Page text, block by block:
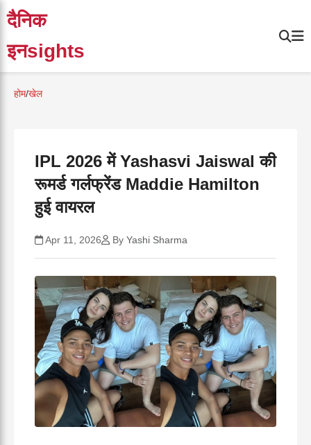
दैनिक
इनsights
होम/खेल
IPL 2026 में Yashasvi Jaiswal की
रूमर्ड गर्लफ्रेंड Maddie Hamilton
हुई वायरल
Apr 11, 2026 By Yashi Sharma